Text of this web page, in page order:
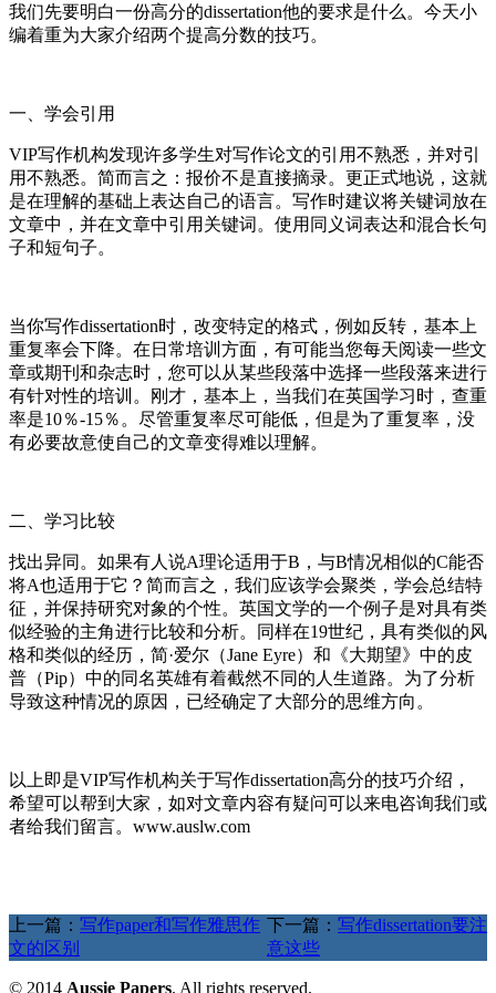
我们先要明白一份高分的dissertation他的要求是什么。今天小
编着重为大家介绍两个提高分数的技巧。
一、学会引用
VIP写作机构发现许多学生对写作论文的引用不熟悉，并对引
用不熟悉。简而言之：报价不是直接摘录。更正式地说，这就
是在理解的基础上表达自己的语言。写作时建议将关键词放在
文章中，并在文章中引用关键词。使用同义词表达和混合长句
子和短句子。
当你写作dissertation时，改变特定的格式，例如反转，基本上
重复率会下降。在日常培训方面，有可能当您每天阅读一些文
章或期刊和杂志时，您可以从某些段落中选择一些段落来进行
有针对性的培训。刚才，基本上，当我们在英国学习时，查重
率是10％-15％。尽管重复率尽可能低，但是为了重复率，没
有必要故意使自己的文章变得难以理解。
二、学习比较
找出异同。如果有人说A理论适用于B，与B情况相似的C能否
将A也适用于它？简而言之，我们应该学会聚类，学会总结特
征，并保持研究对象的个性。英国文学的一个例子是对具有类
似经验的主角进行比较和分析。同样在19世纪，具有类似的风
格和类似的经历，简·爱尔（Jane Eyre）和《大期望》中的皮
普（Pip）中的同名英雄有着截然不同的人生道路。为了分析
导致这种情况的原因，已经确定了大部分的思维方向。
以上即是VIP写作机构关于写作dissertation高分的技巧介绍，
希望可以帮到大家，如对文章内容有疑问可以来电咨询我们或
者给我们留言。www.auslw.com
上一篇： 写作paper和写作雅思作
文的区别
下一篇： 写作dissertation要注
意这些
© 2014 Aussie Papers. All rights reserved.